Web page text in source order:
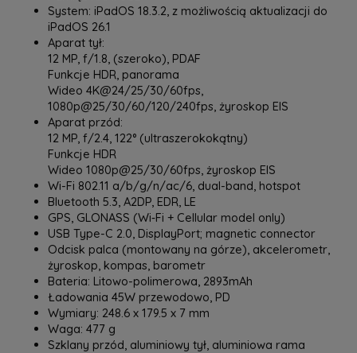
System: iPadOS 18.3.2, z możliwością aktualizacji do
iPadOS 26.1
Aparat tył:
12 MP, f/1.8, (szeroko), PDAF
Funkcje HDR, panorama
Wideo 4K@24/25/30/60fps,
1080p@25/30/60/120/240fps, żyroskop EIS
Aparat przód:
12 MP, f/2.4, 122° (ultraszerokokątny)
Funkcje HDR
Wideo 1080p@25/30/60fps, żyroskop EIS
Wi-Fi 802.11 a/b/g/n/ac/6, dual-band, hotspot
Bluetooth 5.3, A2DP, EDR, LE
GPS, GLONASS (Wi‑Fi + Cellular model only)
USB Type-C 2.0, DisplayPort; magnetic connector
Odcisk palca (montowany na górze), akcelerometr,
żyroskop, kompas, barometr
Bateria: Litowo-polimerowa, 2893mAh
Ładowania 45W przewodowo, PD
Wymiary: 248.6 x 179.5 x 7 mm
Waga: 477 g
Szklany przód, aluminiowy tył, aluminiowa rama